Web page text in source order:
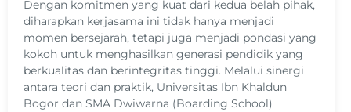
Dengan komitmen yang kuat dari kedua belah pihak,
diharapkan kerjasama ini tidak hanya menjadi
momen bersejarah, tetapi juga menjadi pondasi yang
kokoh untuk menghasilkan generasi pendidik yang
berkualitas dan berintegritas tinggi. Melalui sinergi
antara teori dan praktik, Universitas Ibn Khaldun
Bogor dan SMA Dwiwarna (Boarding School)